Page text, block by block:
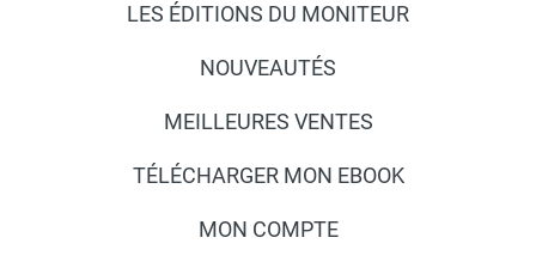
LES ÉDITIONS DU MONITEUR
NOUVEAUTÉS
MEILLEURES VENTES
TÉLÉCHARGER MON EBOOK
MON COMPTE